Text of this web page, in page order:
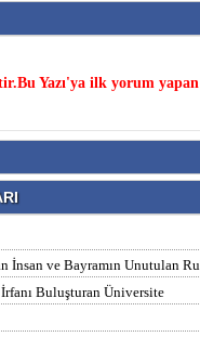
Yazı'ya ilk yorum
İnsan ve Bayramın Unutulan
Buluşturan Üniversite